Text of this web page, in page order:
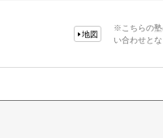
地図
※こちらの塾
い合わせと